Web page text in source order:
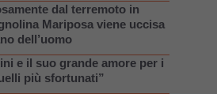
dal terremoto in
Mariposa viene uccisa
dell’uomo
e il suo grande amore per i
più sfortunati”